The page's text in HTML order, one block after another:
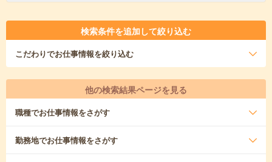
検索条件を追加して絞り込む
こだわりでお仕事情報を絞り込む
他の検索結果ページを見る
職種でお仕事情報をさがす
勤務地でお仕事情報をさがす